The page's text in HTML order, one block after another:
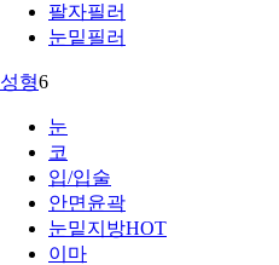
팔자필러
눈밑필러
성형6
눈
코
입/입술
안면윤곽
눈밑지방HOT
이마